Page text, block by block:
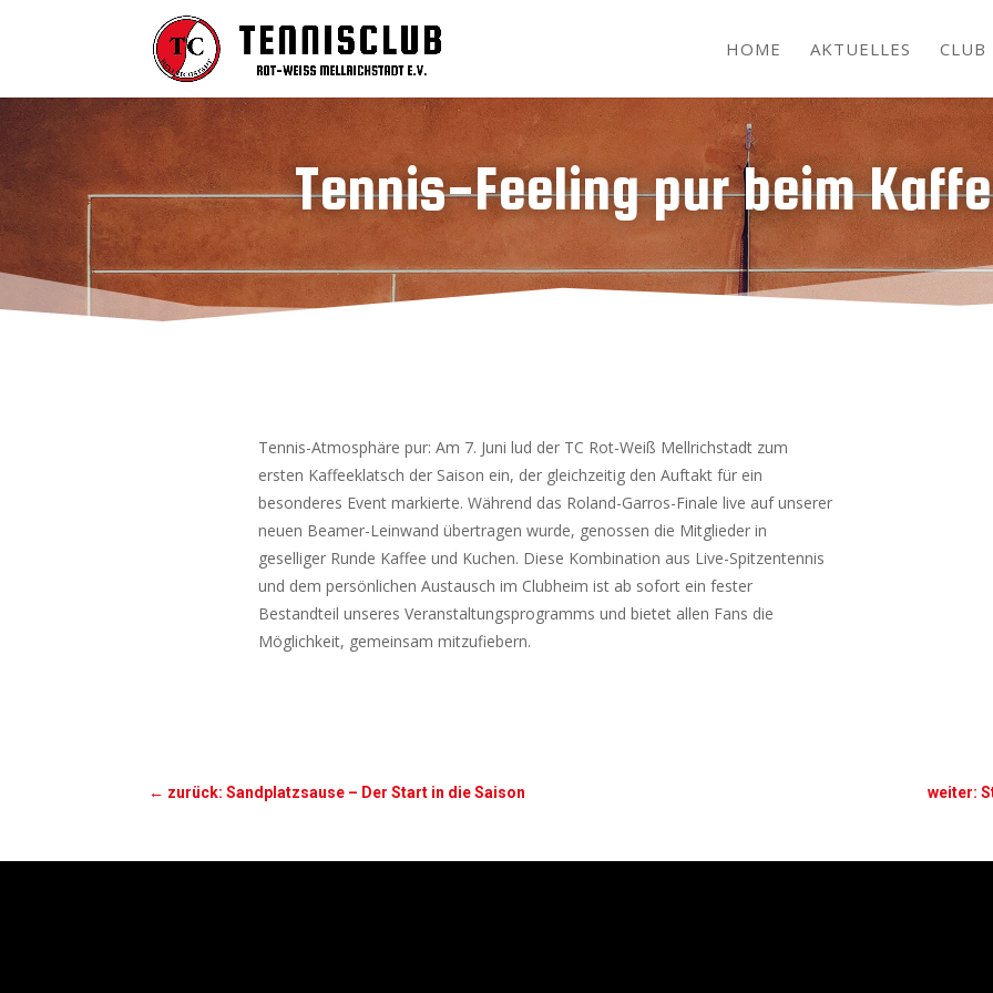
HOME AKTUELLES CLUB
Tennis-Feeling pur beim
Tennis-Atmosphäre pur: Am 7. Juni lud der TC Rot-Weiß Mellrichstadt zum
ersten Kaffeeklatsch der Saison ein, der gleichzeitig den Auftakt für ein
besonderes Event markierte. Während das Roland-Garros-Finale live auf unserer
neuen Beamer-Leinwand übertragen wurde, genossen die Mitglieder in
geselliger Runde Kaffee und Kuchen. Diese Kombination aus Live-Spitzentennis
und dem persönlichen Austausch im Clubheim ist ab sofort ein fester
Bestandteil unseres Veranstaltungsprogramms und bietet allen Fans die
Möglichkeit, gemeinsam mitzufiebern.
← zurück: Sandplatzsause – Der Start in die Saison weiter: